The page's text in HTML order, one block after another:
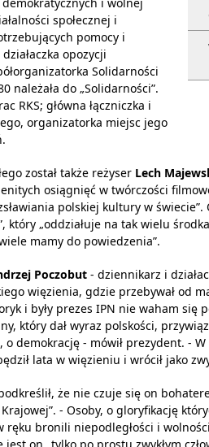
społecznej i
pomocy i
opozycji
Solidarności
należała do „Solidarności”.
RKS; główna łączniczka i
organizatorka miejsc jego
został także reżyser Lech
osiągnięć w twórczości
polskiej kultury w
który „oddziałuje na tak wielu
mamy do powiedzenia”.
Poczobut - dziennikarz i
więzienia, gdzie przebywał od
i były prezes IPN nie waham się
który dał wyraz polskości,
o demokrację - mówił prezydent. -
lata w więzieniu i wrócił jako
że nie czuje się on
- Osoby, o gloryfikację
bronili niepodległości i